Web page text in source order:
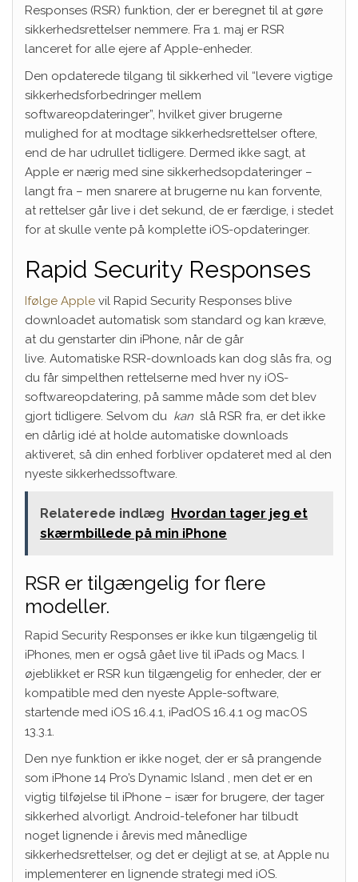
Responses (RSR) funktion, der er beregnet til at gøre
sikkerhedsrettelser nemmere. Fra 1. maj er RSR
lanceret for alle ejere af Apple-enheder.
Den opdaterede tilgang til sikkerhed vil “levere vigtige
sikkerhedsforbedringer mellem
softwareopdateringer”, hvilket giver brugerne
mulighed for at modtage sikkerhedsrettelser oftere,
end de har udrullet tidligere. Dermed ikke sagt, at
Apple er nærig med sine sikkerhedsopdateringer –
langt fra – men snarere at brugerne nu kan forvente,
at rettelser går live i det sekund, de er færdige, i stedet
for at skulle vente på komplette iOS-opdateringer.
Rapid Security Responses
Ifølge Apple vil Rapid Security Responses blive
downloadet automatisk som standard og kan kræve,
at du genstarter din iPhone, når de går
live. Automatiske RSR-downloads kan dog slås fra, og
du får simpelthen rettelserne med hver ny iOS-
softwareopdatering, på samme måde som det blev
gjort tidligere. Selvom du kan slå RSR fra, er det ikke
en dårlig idé at holde automatiske downloads
aktiveret, så din enhed forbliver opdateret med al den
nyeste sikkerhedssoftware.
Relaterede indlæg Hvordan tager jeg et
skærmbillede på min iPhone
RSR er tilgængelig for flere
modeller.
Rapid Security Responses er ikke kun tilgængelig til
iPhones, men er også gået live til iPads og Macs. I
øjeblikket er RSR kun tilgængelig for enheder, der er
kompatible med den nyeste Apple-software,
startende med iOS 16.4.1, iPadOS 16.4.1 og macOS
13.3.1.
Den nye funktion er ikke noget, der er så prangende
som iPhone 14 Pro’s Dynamic Island , men det er en
vigtig tilføjelse til iPhone – især for brugere, der tager
sikkerhed alvorligt. Android-telefoner har tilbudt
noget lignende i årevis med månedlige
sikkerhedsrettelser, og det er dejligt at se, at Apple nu
implementerer en lignende strategi med iOS.